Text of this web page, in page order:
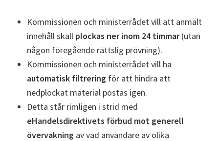
Kommissionen och ministerrådet vill att anmält
innehåll skall plockas ner inom 24 timmar(utan
någon föregående rättslig prövning).
Kommissionen och ministerrådet vill ha
automatisk filtrering för att hindra att
nedplockat material postas igen.
Detta står rimligen i strid med
eHandelsdirektivets förbud mot generell
övervakning av vad användare av olika